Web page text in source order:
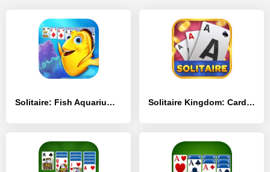
Solitaire: Fish Aquarium - [MOD Много монет] Solitaire Kingdom: Card Game - [MOD Много монет]